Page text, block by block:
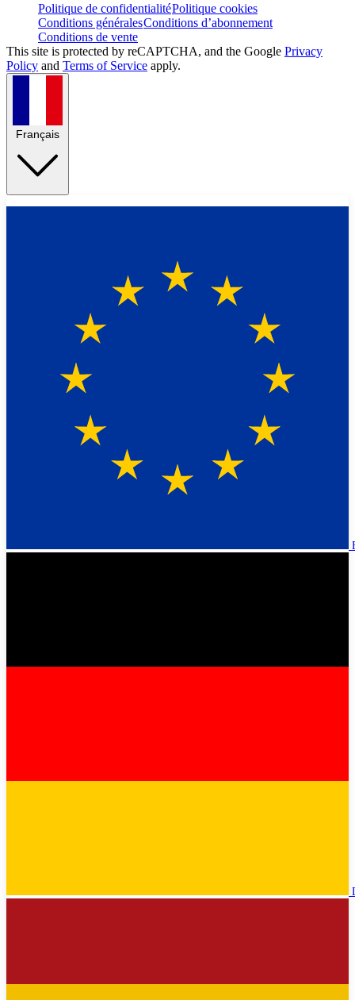
Politique de confidentialitéPolitique cookies
Conditions généralesConditions d’abonnement
Conditions de vente
This site is protected by reCAPTCHA, and the Google Privacy
Policy and Terms of Service apply.
Français